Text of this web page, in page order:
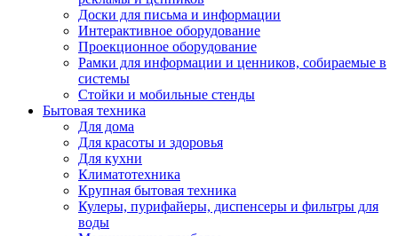
Доски для письма и информации
Интерактивное оборудование
Проекционное оборудование
Рамки для информации и ценников, собираемые в
системы
Стойки и мобильные стенды
Бытовая техника
Для дома
Для красоты и здоровья
Для кухни
Климатотехника
Крупная бытовая техника
Кулеры, пурифайеры, диспенсеры и фильтры для
воды